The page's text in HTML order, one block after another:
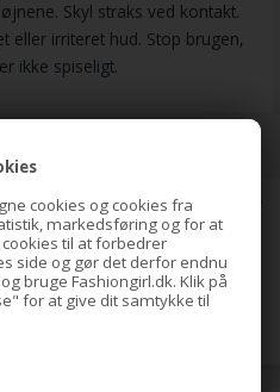
cookies og cookies fra
markedsføring og for at
til at forbedrer
side og gør det derfor endnu
bruge Fashiongirl.dk. Klik på
for at give dit samtykke til
Skyl straks ved kontakt.
eller irriteret hud. Stop brugen,
ikke spiseligt.
Hestehale Spiral med rhinsten/
Bird Nest Hair Clip - Guld
79,00 DKK